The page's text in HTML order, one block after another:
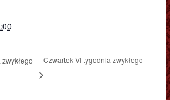
Czwartek VI tygodnia zwykłego